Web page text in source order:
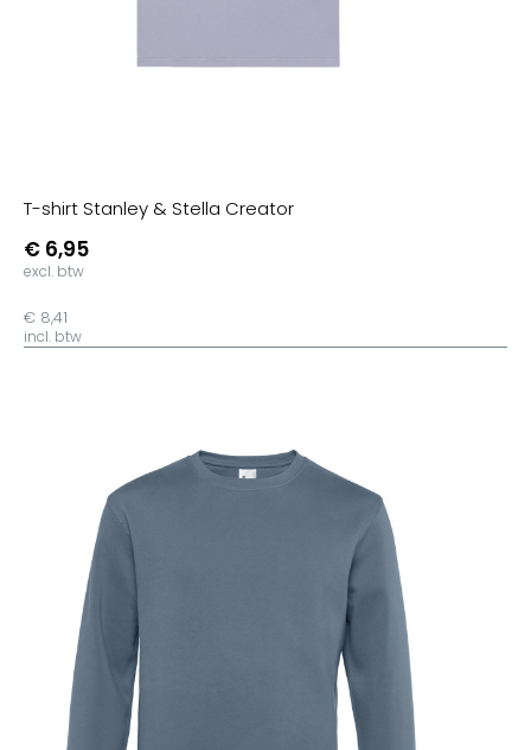
T-shirt Stanley & Stella Creator
€ 6,95
excl. btw
€ 8,41
incl. btw